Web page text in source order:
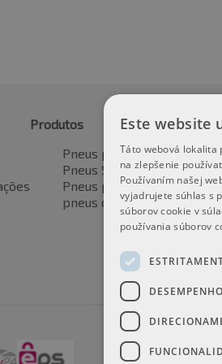
Produtos
Pneus para automóveis
Pneus SUV / 4x4
Pneus para veículos de
pneus de motocicleta
Este website
Táto webová lokalita
na zlepšenie
Používaním našej
vyjadrujete súhlas s
súborov cookie v
používania súborov
DESEMPENHO